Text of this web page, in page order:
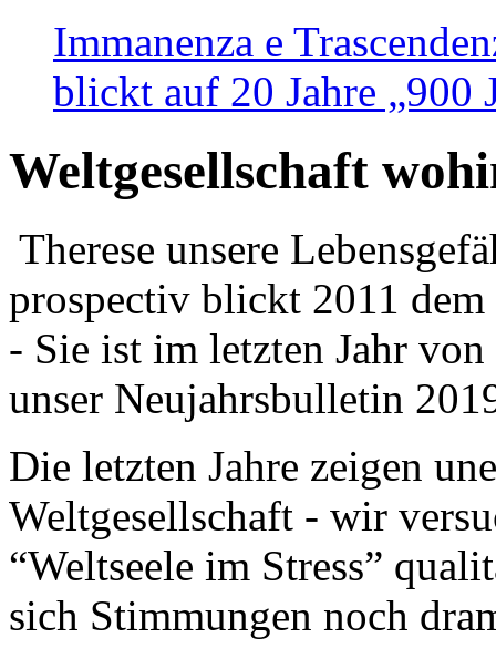
Immanenza e
blickt auf 20 Jahre „900
Weltgesellschaft
Therese unsere
prospectiv blickt 2011
- Sie ist im letzten Jahr
unser Neujahrsbulletin
Die letzten Jahre zeigen
Weltgesellschaft - wir
“Weltseele im Stress”
sich Stimmungen noch